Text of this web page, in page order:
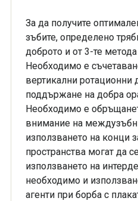
За да получите
зъбите, определено
доброто и от 3-те
Необходимо е
вертикални ротационни
поддържане на добра
Необходимо е
внимание на
използването на конци
пространства могат да
използването на
необходимо и
агенти при борба с